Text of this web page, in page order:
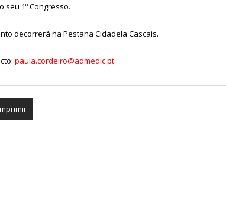
seu 1º Congresso.
decorrerá na Pestana Cidadela Cascais.
paula.cordeiro@admedic.pt